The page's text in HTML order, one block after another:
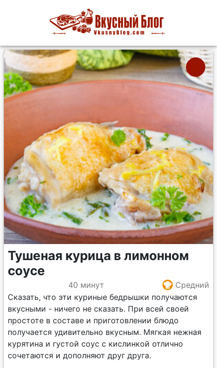
Тушеная курица в лимонном
соусе
40 минут
Средний
Сказать, что эти куриные бедрышки получаются
вкусными - ничего не сказать. При всей своей
простоте в составе и приготовлении блюдо
получается удивительно вкусным. Мягкая нежная
курятина и густой соус с кислинкой отлично
сочетаются и дополняют друг друга.